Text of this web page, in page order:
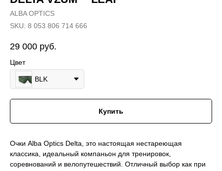
ALBA OPTICS
SKU: 8 053 806 714 666
29 000 руб.
Цвет
BLK
Купить
Очки Alba Optics Delta, это настоящая нестареющая
классика, идеальный компаньон для тренировок,
соревнований и велопутешествий. Отличный выбор как при